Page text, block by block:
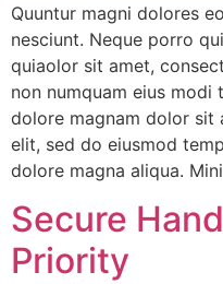
Quuntur magni dolores
nesciunt. Neque porro
quiaolor sit amet,
non numquam eius
dolore magnam dolor sit
elit, sed do eiusmod
dolore magna aliqua.
Secure
Priority